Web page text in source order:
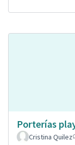
Porterías
Cristina Quilez